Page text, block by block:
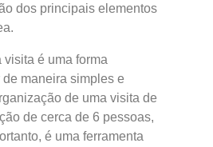
dos principais elementos
é uma forma
maneira simples e
de uma visita de
de cerca de 6 pessoas,
é uma ferramenta